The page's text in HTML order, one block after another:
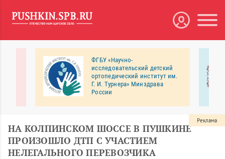
ФГБУ «Научно-
исследовательский детский
ортопедический институт им.
Г. И. Турнера» Минздрава
России
направлении детской ортопедии и
сложных в медицине.
НА КОЛПИНСКОМ ШОССЕ В ПУШКИНЕ
ПРОИЗОШЛО ДТП С УЧАСТИЕМ
НЕЛЕГАЛЬНОГО ПЕРЕВОЗЧИКА
Реклама